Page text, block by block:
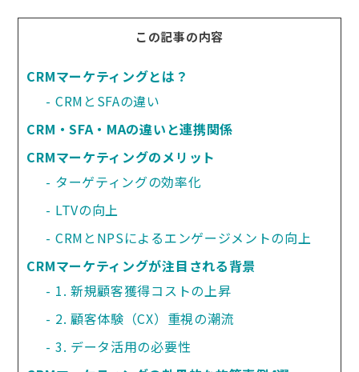
この記事の内容
CRMマーケティングとは？
CRMとSFAの違い
CRM・SFA・MAの違いと連携関係
CRMマーケティングのメリット
ターゲティングの効率化
LTVの向上
CRMとNPSによるエンゲージメントの向上
CRMマーケティングが注目される背景
1. 新規顧客獲得コストの上昇
2. 顧客体験（CX）重視の潮流
3. データ活用の必要性